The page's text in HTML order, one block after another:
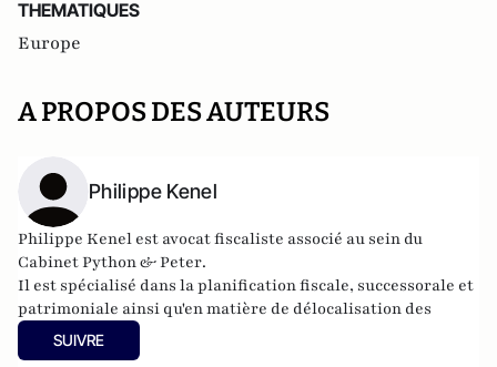
THEMATIQUES
Europe
A PROPOS DES AUTEURS
Philippe Kenel
Philippe Kenel est avocat fiscaliste associé au sein du
CabinetPython & Peter.
Il est spécialisé dans la planification fiscale, successorale et
patrimoniale ainsi qu'en matière de délocalisation des
personnes fortunées en Suisse et en Belgique.
Il est l'auteur de «
SUIVRE